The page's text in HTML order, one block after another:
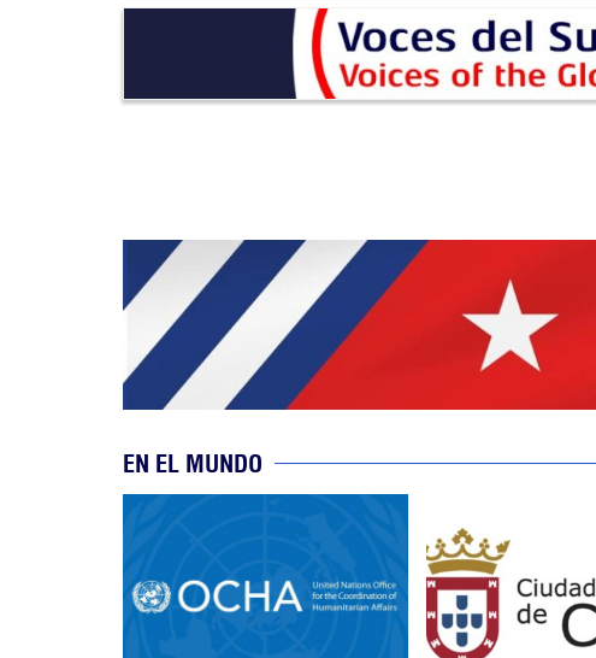
EN EL MUNDO